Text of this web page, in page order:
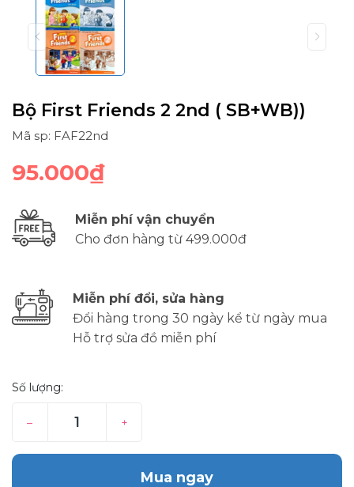
Bộ First Friends 2 2nd ( SB+WB))
Mã sp: FAF22nd
95.000₫
Miễn phí vận chuyển
Cho đơn hàng từ 499.000đ
Miễn phí đổi, sửa hàng
Đổi hàng trong 30 ngày kể từ ngày mua
Hỗ trợ sửa đồ miễn phí
Số lượng:
– +
Mua ngay